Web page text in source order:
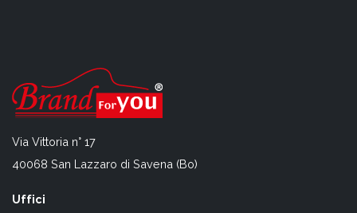
Via Vittoria n° 17
40068 San Lazzaro di Savena (Bo)
Uffici